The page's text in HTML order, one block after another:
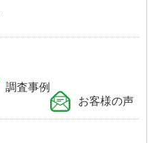
調査事例
お客様の声